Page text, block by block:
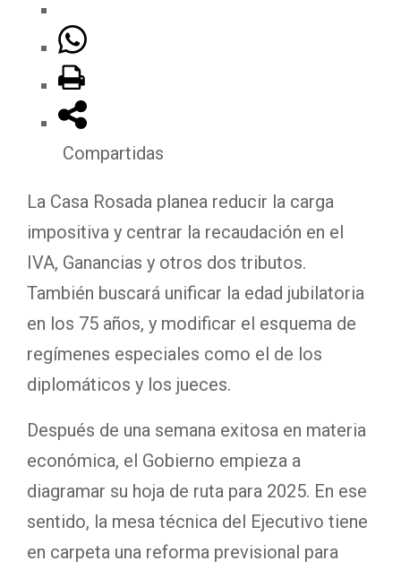
Compartidas
La Casa Rosada planea reducir la carga
impositiva y centrar la recaudación en el
IVA, Ganancias y otros dos tributos.
También buscará unificar la edad jubilatoria
en los 75 años, y modificar el esquema de
regímenes especiales como el de los
diplomáticos y los jueces.
Después de una semana exitosa en materia
económica, el Gobierno empieza a
diagramar su hoja de ruta para 2025. En ese
sentido, la mesa técnica del Ejecutivo tiene
en carpeta una reforma previsional para